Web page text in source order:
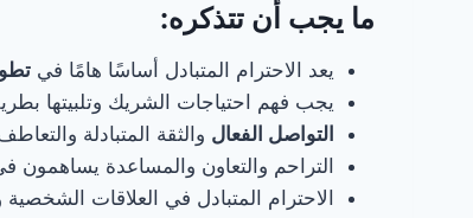
ما يجب أن تتذكره:
يعد الاحترام المتبادل أساسًا هامًا في
يجب فهم احتياجات الشريك وتلبيتها
التواصل الفعال والثقة المتبادلة
التراحم والتعاون والمساعدة يساهمون
الاحترام المتبادل في العلاقات